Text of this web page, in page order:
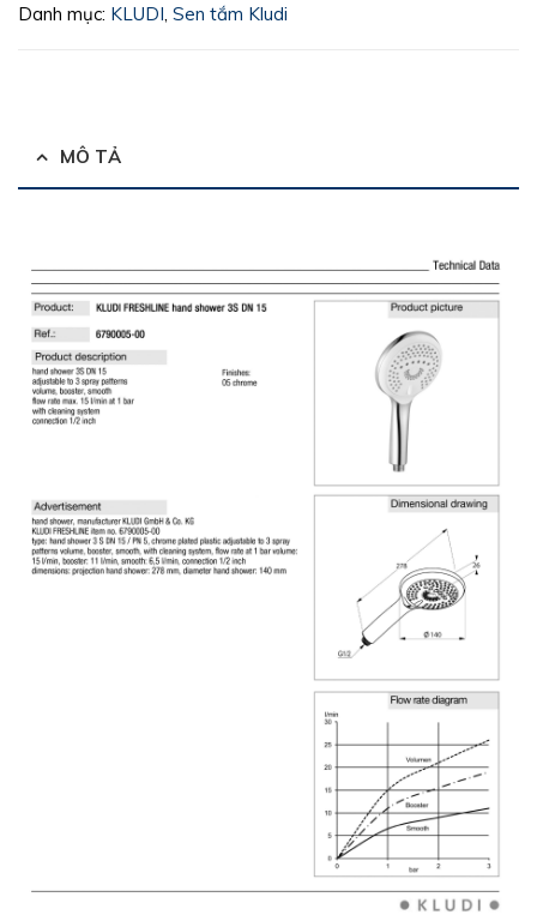
Danh mục: KLUDI Sen tắm Kludi
MÔ TẢ